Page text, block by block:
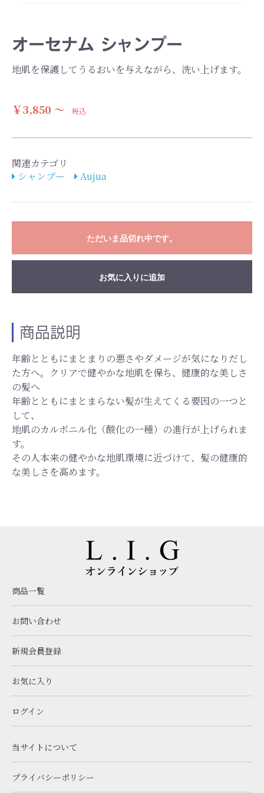
オーセナム シャンプー
地肌を保護してうるおいを与えながら、洗い上げます。
￥3,850 ～ 税込
関連カテゴリ
シャンプー
Aujua
ただいま品切れ中です。
お気に入りに追加
商品説明
年齢とともにまとまりの悪さやダメージが気になりだし
た方へ。クリアで健やかな地肌を保ち、健康的な美しさ
の髪へ
年齢とともにまとまらない髪が生えてくる要因の一つと
して、
地肌のカルボニル化（酸化の一種）の進行が上げられま
す。
その人本来の健やかな地肌環境に近づけて、髪の健康的
な美しさを高めます。
商品一覧
お問い合わせ
新規会員登録
お気に入り
ログイン
当サイトについて
プライバシーポリシー